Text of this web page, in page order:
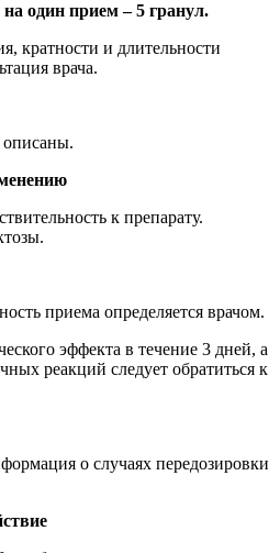
один прием – 5 гранул.
кратности и длительности
врача.
описаны.
к препарату.
приема определяется врачом.
эффекта в течение 3 дней, а
реакций следует обратиться к
о случаях передозировки